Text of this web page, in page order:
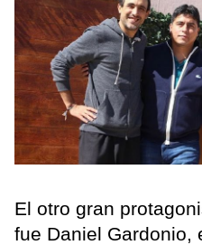
El otro gran
fue Daniel Gardonio,